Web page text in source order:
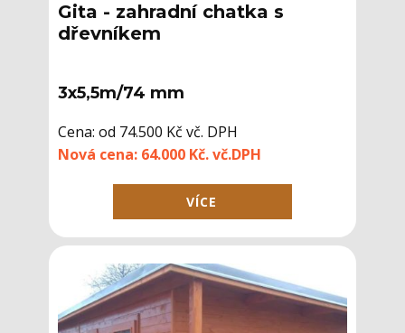
Gita - ​zahradní chatka s
dřevníkem
3x5,5m/74 mm
Cena: od 74.500 Kč vč. DPH
Nová cena: 64.000 Kč. vč.DPH
VÍCE